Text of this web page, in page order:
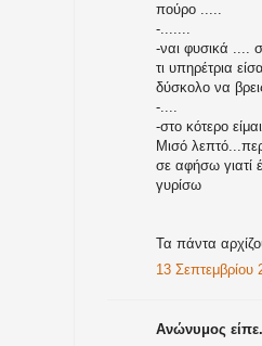
πούρο .....
-.......
-ναι φυσικά ....
τι υπηρέτρια
δύσκολο να
-....
-στο κότερο
Μισό
σε αφήσω γιατί
γυρίσω
Τα πάντα
13 Σεπτεμβρίου
Ανώνυμος